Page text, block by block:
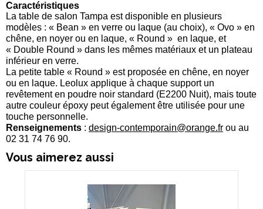
Caractéristiques
La table de salon Tampa est disponible en plusieurs
modèles : « Bean » en verre ou laque (au choix), « Ovo » en
chêne, en noyer ou en laque, « Round » en laque, et
« Double Round » dans les mêmes matériaux et un plateau
inférieur en verre.
La petite table « Round » est proposée en chêne, en noyer
ou en laque. Leolux applique à chaque support un
revêtement en poudre noir standard (E2200 Nuit), mais toute
autre couleur époxy peut également être utilisée pour une
touche personnelle.
Renseignements : design-contemporain@orange.fr ou au
02 31 74 76 90.
Vous aimerez aussi